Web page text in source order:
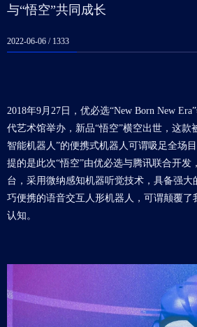
与“悟空”共同成长
2022-06-06 / 1333
2018年9月27日，优必选“New Born New
代艺术馆举办，新品“悟空”横空出世，这款
智能机器人”的便携式机器人可谓吸足全场
提的是此次“悟空”由优必选与腾讯联合开发
台，采用微纳感知机器听觉技术，具备强
巧便携的语音交互人形机器人，可谓颠覆了
认知。